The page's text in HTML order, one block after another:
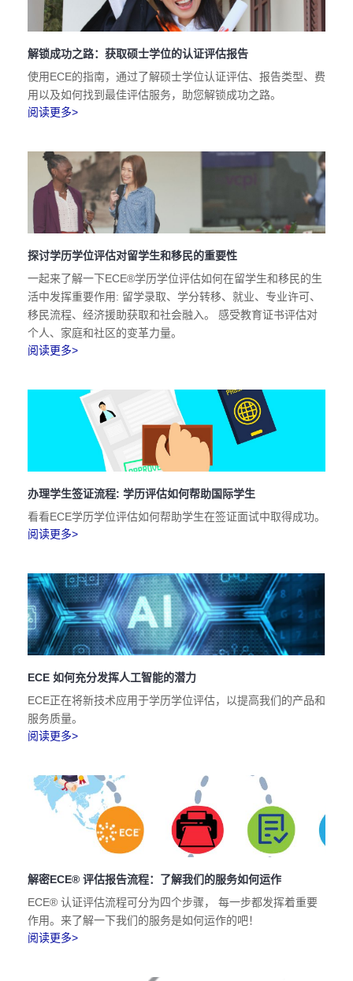
解锁成功之路：获取硕士学位的认证评估报告
使用ECE的指南，通过了解硕士学位认证评估、报告类型、费
用以及如何找到最佳评估服务，助您解锁成功之路。
阅读更多>
探讨学历学位评估对留学生和移民的重要性
一起来了解一下ECE®学历学位评估如何在留学生和移民的生
活中发挥重要作用: 留学录取、学分转移、就业、专业许可、
移民流程、经济援助获取和社会融入。 感受教育证书评估对
个人、家庭和社区的变革力量。
阅读更多>
办理学生签证流程: 学历评估如何帮助国际学生
看看ECE学历学位评估如何帮助学生在签证面试中取得成功。
阅读更多>
ECE 如何充分发挥人工智能的潜力
ECE正在将新技术应用于学历学位评估，以提高我们的产品和
服务质量。
阅读更多>
解密ECE® 评估报告流程：了解我们的服务如何运作
ECE® 认证评估流程可分为四个步骤， 每一步都发挥着重要
作用。来了解一下我们的服务是如何运作的吧！
阅读更多>